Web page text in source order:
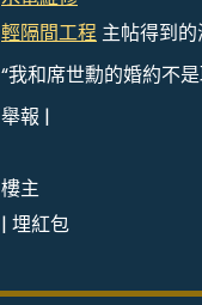
輕隔間工程主帖得到的
“我和席世勳的婚約不
舉報 |
樓主
| 埋紅包